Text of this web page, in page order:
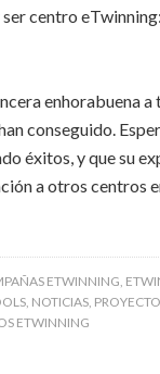
centro
enhorabuena a
conseguido.
éxitos, y que su
a otros centros
ETWINNING,
, NOTICIAS,
ETWINNING